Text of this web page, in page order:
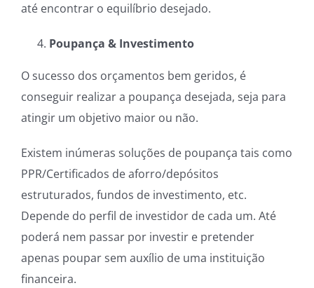
até encontrar o equilíbrio desejado.
Poupança & Investimento
O sucesso dos orçamentos bem geridos, é
conseguir realizar a poupança desejada, seja para
atingir um objetivo maior ou não.
Existem inúmeras soluções de poupança tais como
PPR/Certificados de aforro/depósitos
estruturados, fundos de investimento, etc.
Depende do perfil de investidor de cada um. Até
poderá nem passar por investir e pretender
apenas poupar sem auxílio de uma instituição
financeira.